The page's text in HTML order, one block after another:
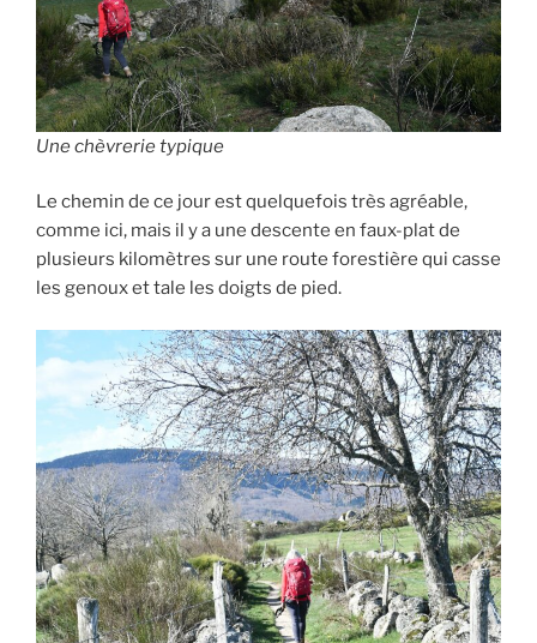
Une chèvrerie typique
Le chemin de ce jour est quelquefois très agréable,
comme ici, mais il y a une descente en faux-plat de
plusieurs kilomètres sur une route forestière qui casse
les genoux et tale les doigts de pied.